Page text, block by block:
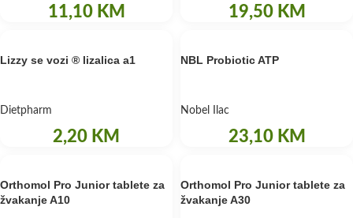
11,10 KM 19,50 KM
Lizzy se vozi ® lizalica a1
Dietpharm
2,20 KM
NBL Probiotic ATP
Nobel Ilac
23,10 KM
Orthomol Pro Junior tablete za
žvakanje A10
Orthomol Pro Junior tablete za
žvakanje A30